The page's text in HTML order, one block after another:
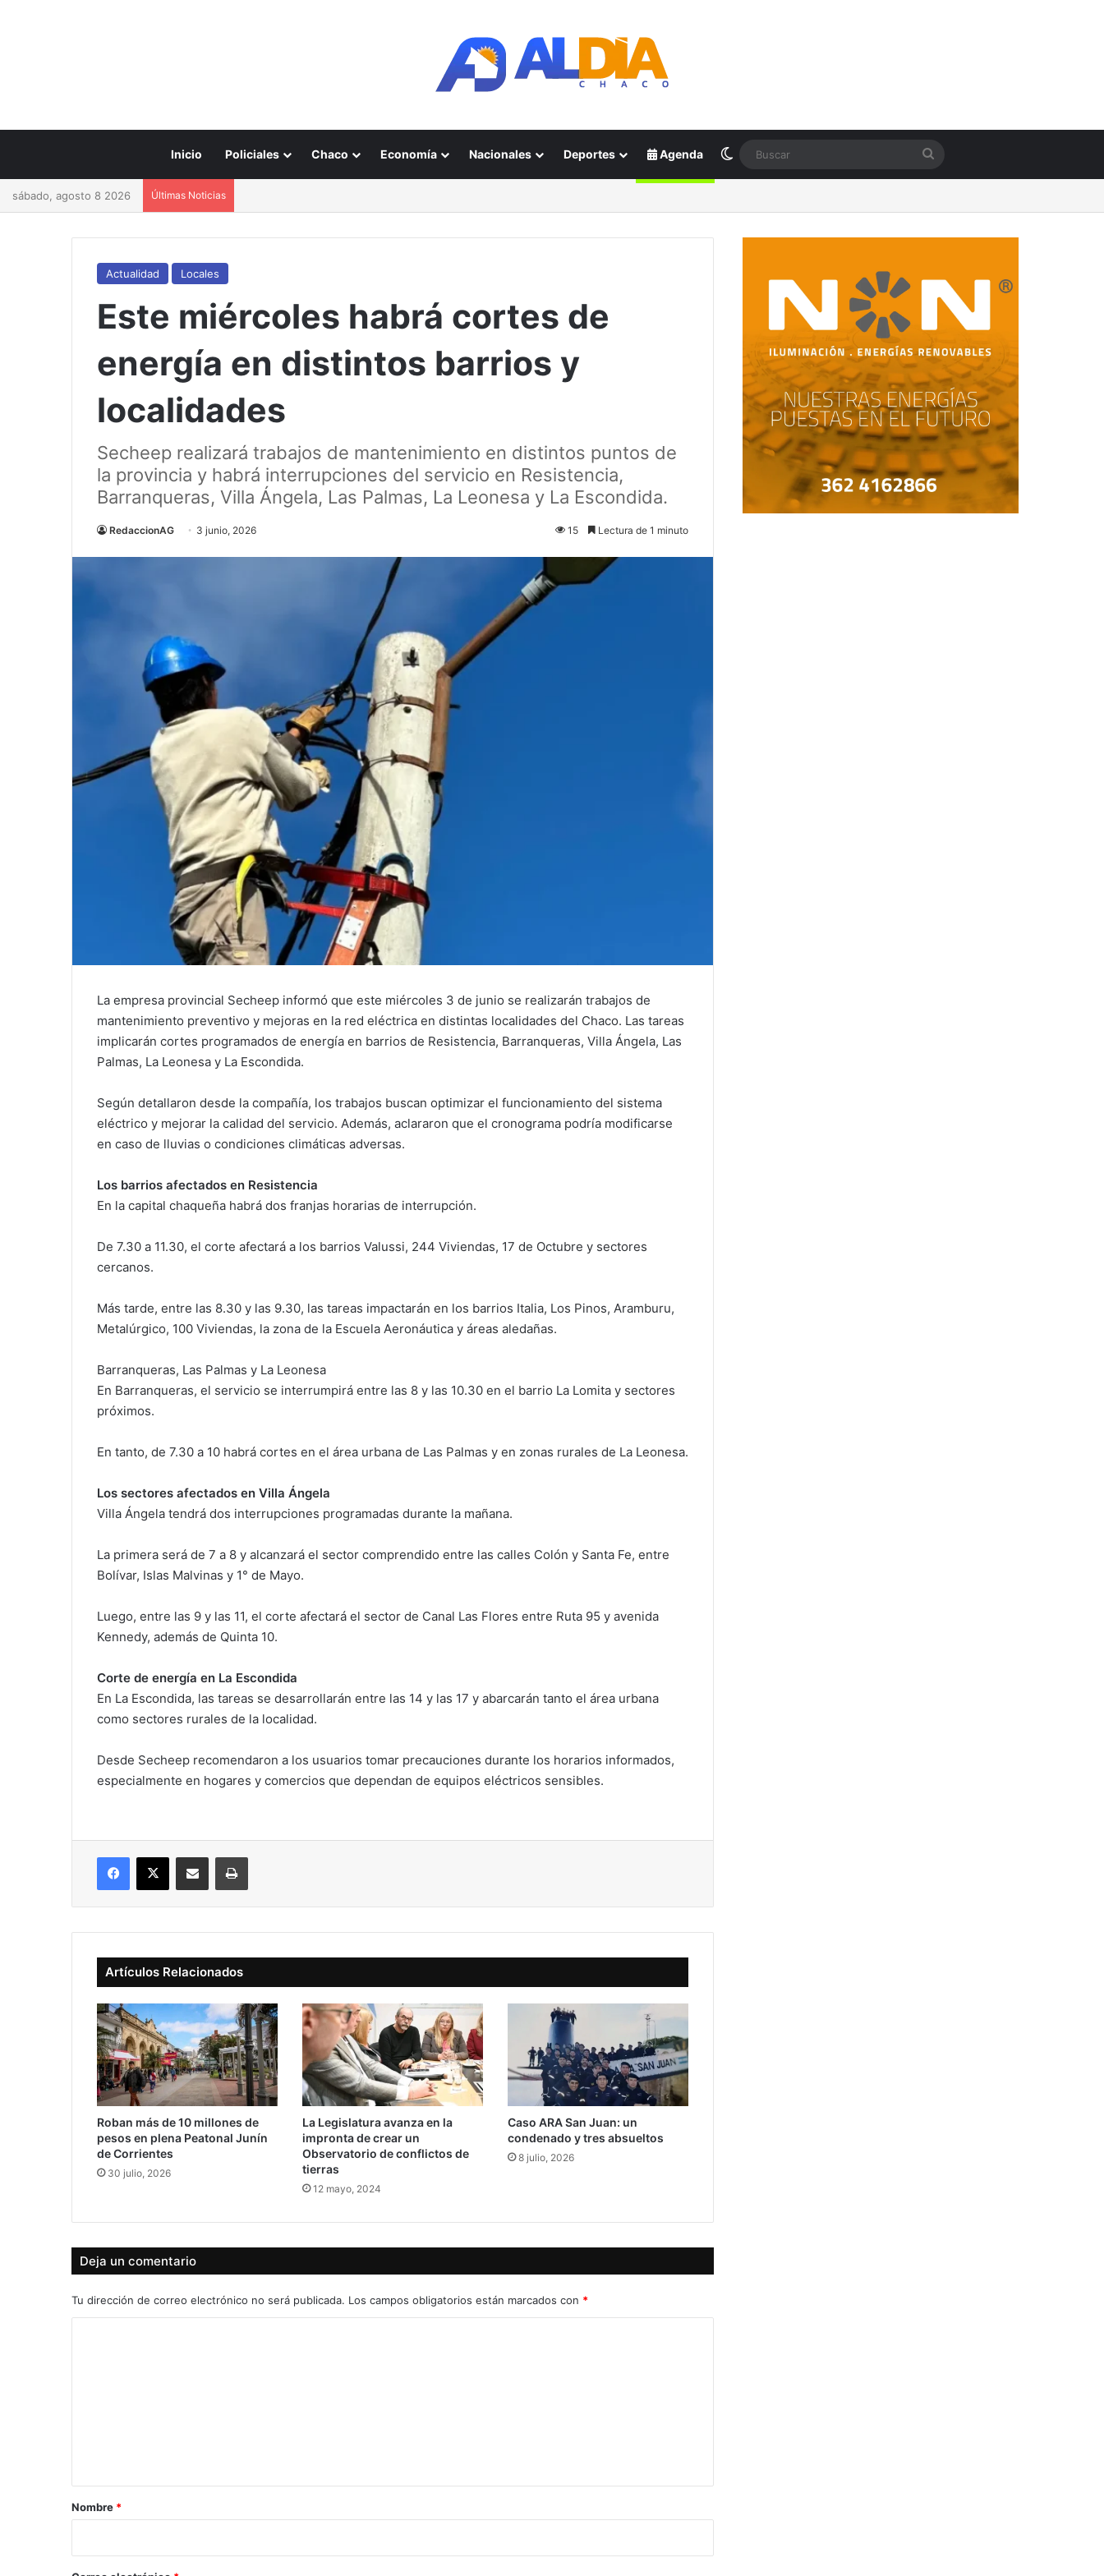
Inicio Policiales Chaco Economía Nacionales Deportes Agenda Switch skin
sábado, agosto 8 2026 Últimas Noticias
Actualidad Locales
Este miércoles habrá cortes de
energía en distintos barrios y
localidades
Secheep realizará trabajos de mantenimiento en distintos puntos de
la provincia y habrá interrupciones del servicio en Resistencia,
Barranqueras, Villa Ángela, Las Palmas, La Leonesa y La Escondida.
RedaccionAG 3 junio, 2026 15 Lectura de 1 minuto
La empresa provincial Secheep informó que este miércoles 3 de junio se realizarán trabajos de
mantenimiento preventivo y mejoras en la red eléctrica en distintas localidades del Chaco. Las tareas
implicarán cortes programados de energía en barrios de Resistencia, Barranqueras, Villa Ángela, Las
Palmas, La Leonesa y La Escondida.
Según detallaron desde la compañía, los trabajos buscan optimizar el funcionamiento del sistema
eléctrico y mejorar la calidad del servicio. Además, aclararon que el cronograma podría modificarse
en caso de lluvias o condiciones climáticas adversas.
Los barrios afectados en Resistencia
En la capital chaqueña habrá dos franjas horarias de interrupción.
De 7.30 a 11.30, el corte afectará a los barrios Valussi, 244 Viviendas, 17 de Octubre y sectores
cercanos.
Más tarde, entre las 8.30 y las 9.30, las tareas impactarán en los barrios Italia, Los Pinos, Aramburu,
Metalúrgico, 100 Viviendas, la zona de la Escuela Aeronáutica y áreas aledañas.
Barranqueras, Las Palmas y La Leonesa
En Barranqueras, el servicio se interrumpirá entre las 8 y las 10.30 en el barrio La Lomita y sectores
próximos.
En tanto, de 7.30 a 10 habrá cortes en el área urbana de Las Palmas y en zonas rurales de La Leonesa.
Los sectores afectados en Villa Ángela
Villa Ángela tendrá dos interrupciones programadas durante la mañana.
La primera será de 7 a 8 y alcanzará el sector comprendido entre las calles Colón y Santa Fe, entre
Bolívar, Islas Malvinas y 1° de Mayo.
Luego, entre las 9 y las 11, el corte afectará el sector de Canal Las Flores entre Ruta 95 y avenida
Kennedy, además de Quinta 10.
Corte de energía en La Escondida
En La Escondida, las tareas se desarrollarán entre las 14 y las 17 y abarcarán tanto el área urbana
como sectores rurales de la localidad.
Desde Secheep recomendaron a los usuarios tomar precauciones durante los horarios informados,
especialmente en hogares y comercios que dependan de equipos eléctricos sensibles.
Facebook
X Compartir vía correo electrónicoImprimir
Artículos Relacionados
Roban más de 10 millones de
pesos en plena Peatonal Junín
de Corrientes
30 julio, 2026
La Legislatura avanza en la
impronta de crear un
Observatorio de conflictos de
tierras
12 mayo, 2024
Caso ARA San Juan: un
condenado y tres absueltos
8 julio, 2026
Deja un comentario
Tu dirección de correo electrónico no será publicada. Los campos obligatorios están marcados con *
rNombre *